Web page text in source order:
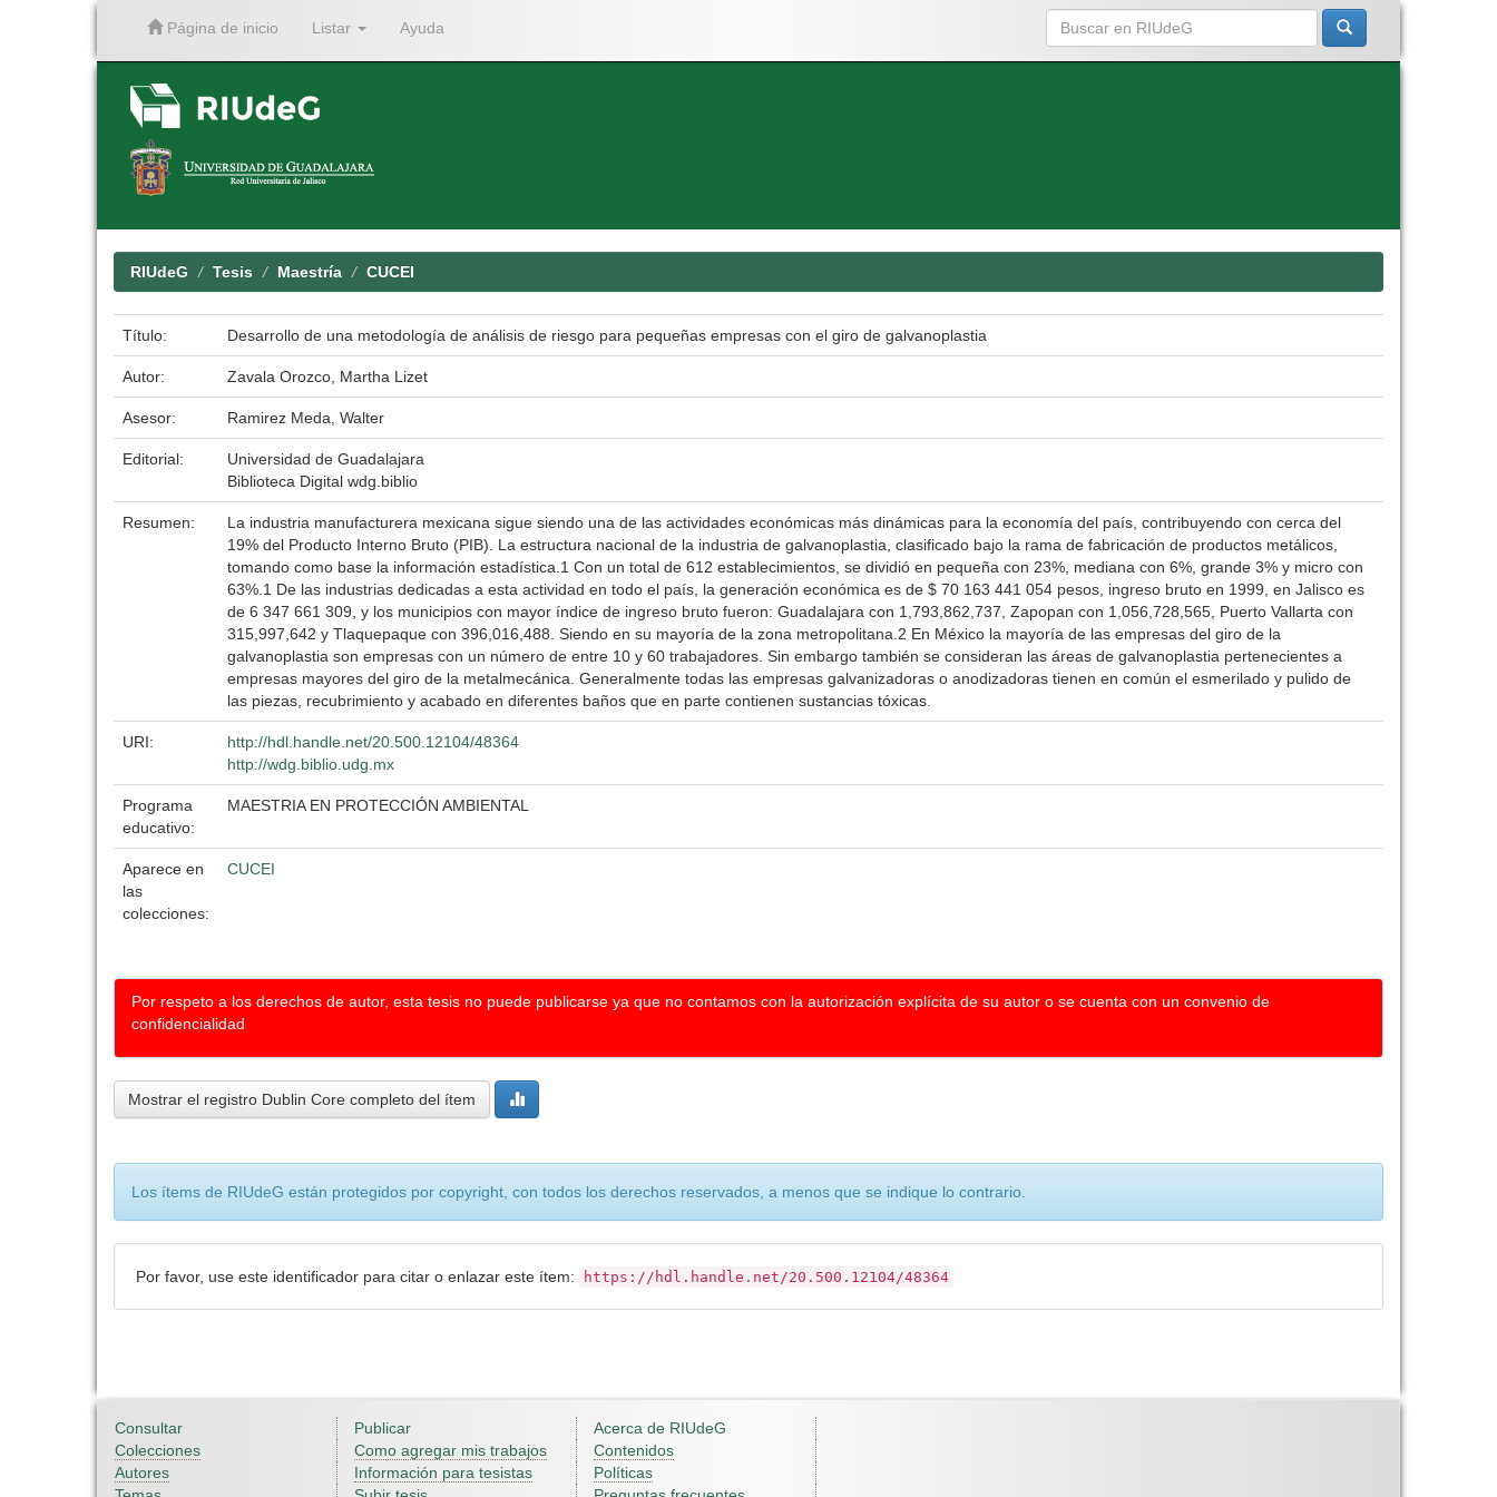
Página de inicio Listar Ayuda
RIUdeG Tesis Maestría CUCEI
Título: Desarrollo de una metodología de análisis de riesgo para pequeñas empresas con el giro de galvanoplastia
Autor: Zavala Orozco, Martha Lizet
Asesor: Ramirez Meda, Walter
Editorial:
Universidad de Guadalajara
Biblioteca Digital wdg.biblio
Resumen:
La industria manufacturera mexicana sigue siendo una de las actividades económicas más dinámicas para la economía del país, contribuyendo con cerca del
19% del Producto Interno Bruto (PIB). La estructura nacional de la industria de galvanoplastia, clasificado bajo la rama de fabricación de productos metálicos,
tomando como base la información estadística.1 Con un total de 612 establecimientos, se dividió en pequeña con 23%, mediana con 6%, grande 3% y micro con
63%.1 De las industrias dedicadas a esta actividad en todo el país, la generación económica es de $ 70 163 441 054 pesos, ingreso bruto en 1999, en Jalisco es
de 6 347 661 309, y los municipios con mayor índice de ingreso bruto fueron: Guadalajara con 1,793,862,737, Zapopan con 1,056,728,565, Puerto Vallarta con
315,997,642 y Tlaquepaque con 396,016,488. Siendo en su mayoría de la zona metropolitana.2 En México la mayoría de las empresas del giro de la
galvanoplastia son empresas con un número de entre 10 y 60 trabajadores. Sin embargo también se consideran las áreas de galvanoplastia pertenecientes a
empresas mayores del giro de la metalmecánica. Generalmente todas las empresas galvanizadoras o anodizadoras tienen en común el esmerilado y pulido de
las piezas, recubrimiento y acabado en diferentes baños que en parte contienen sustancias tóxicas.
URI:
http://hdl.handle.net/20.500.12104/48364
http://wdg.biblio.udg.mx
Programa
educativo:
MAESTRIA EN PROTECCIÓN AMBIENTAL
Aparece en
las
colecciones:
CUCEI
Por respeto a los derechos de autor, esta tesis no puede publicarse ya que no contamos con la autorización explícita de su autor o se cuenta con un convenio de
confidencialidad
Mostrar el registro Dublin Core completo del ítem
Los ítems de RIUdeG están protegidos por copyright, con todos los derechos reservados, a menos que se indique lo contrario.
Por favor, use este identificador para citar o enlazar este ítem: https://hdl.handle.net/20.500.12104/48364
Consultar
Colecciones
Autores
Publicar
Como agregar mis trabajos
Información para tesistas
Acerca de RIUdeG
Contenidos
Políticas